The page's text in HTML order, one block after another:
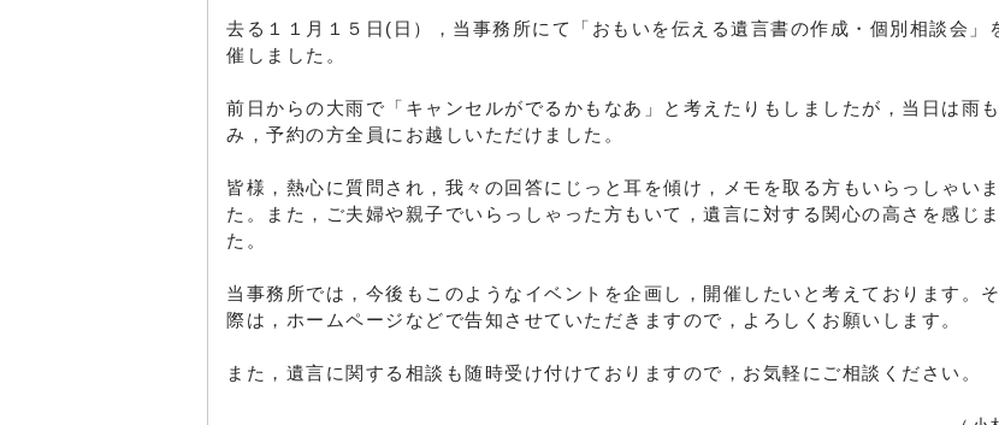
去る１１月１５日(日），当事務所にて「おもいを伝える遺言書の作成・個別相談会」
催しました。
前日からの大雨で「キャンセルがでるかもなあ」と考えたりもしましたが，当日は雨
み，予約の方全員にお越しいただけました。
皆様，熱心に質問され，我々の回答にじっと耳を傾け，メモを取る方もいらっしゃい
た。また，ご夫婦や親子でいらっしゃった方もいて，遺言に対する関心の高さを感じ
た。
当事務所では，今後もこのようなイベントを企画し，開催したいと考えております。
際は，ホームページなどで告知させていただきますので，よろしくお願いします。
また，遺言に関する相談も随時受け付けておりますので，お気軽にご相談ください。